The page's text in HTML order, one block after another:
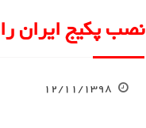
نصب پکیج ایران
۱۲/۱۱/۱۳۹۸